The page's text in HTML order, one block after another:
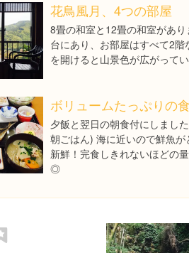
花鳥風月、4つの部屋
8畳の和室と12畳の和室があり
台にあり、お部屋はすべて2階
を開けると山景色が広がってい
ボリュームたっぷりの
夕飯と翌日の朝食付にしまし
朝ごはん) 海に近いので鮮魚が
新鮮！完食しきれないほどの
◎